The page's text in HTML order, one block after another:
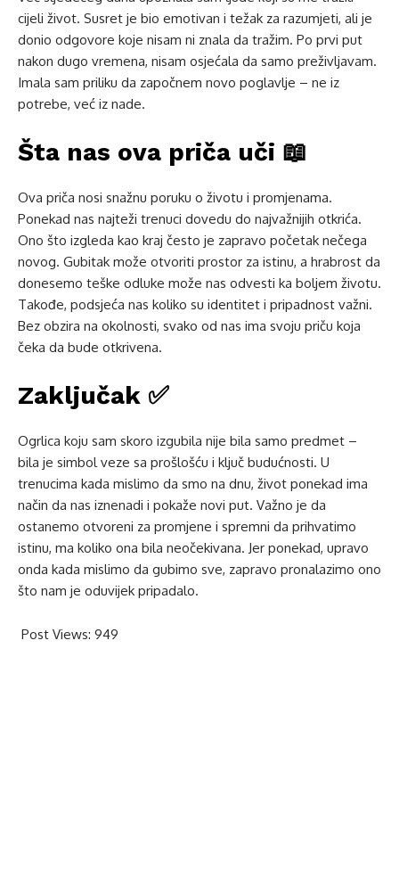
cijeli život. Susret je bio emotivan i težak za razumjeti, ali je
donio odgovore koje nisam ni znala da tražim. Po prvi put
nakon dugo vremena, nisam osjećala da samo preživljavam.
Imala sam priliku da započnem novo poglavlje – ne iz
potrebe, već iz nade.
Šta nas ova priča uči 📖
Ova priča nosi snažnu poruku o životu i promjenama.
Ponekad nas najteži trenuci dovedu do najvažnijih otkrića.
Ono što izgleda kao kraj često je zapravo početak nečega
novog. Gubitak može otvoriti prostor za istinu, a hrabrost da
donesemo teške odluke može nas odvesti ka boljem životu.
Takođe, podsjeća nas koliko su identitet i pripadnost važni.
Bez obzira na okolnosti, svako od nas ima svoju priču koja
čeka da bude otkrivena.
Zaključak ✅
Ogrlica koju sam skoro izgubila nije bila samo predmet –
bila je simbol veze sa prošlošću i ključ budućnosti. U
trenucima kada mislimo da smo na dnu, život ponekad ima
način da nas iznenadi i pokaže novi put. Važno je da
ostanemo otvoreni za promjene i spremni da prihvatimo
istinu, ma koliko ona bila neočekivana. Jer ponekad, upravo
onda kada mislimo da gubimo sve, zapravo pronalazimo ono
što nam je oduvijek pripadalo.
Post Views: 949